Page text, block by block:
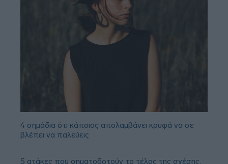
4 σημάδια ότι κάποιος απολαμβάνει κρυφά να σε
βλέπει να παλεύεις
5 ατάκες που σηματοδοτούν το τέλος της σχέσης,